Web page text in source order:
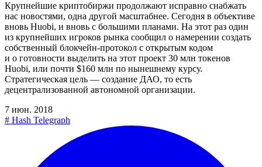
Крупнейшие криптобиржи продолжают исправно снабжать
нас новостями, одна другой масштабнее. Сегодня в объективе
вновь Huobi, и вновь с большими планами. На этот раз один
из крупнейших игроков рынка сообщил о намерении создать
собственный блокчейн-протокол с открытым кодом
и о готовности выделить на этот проект 30 млн токенов
Huobi, или почти $160 млн по нынешнему курсу.
Стратегическая цель — создание ДАО, то есть
децентрализованной автономной организации.
7 июн. 2018
# Hash Telegraph